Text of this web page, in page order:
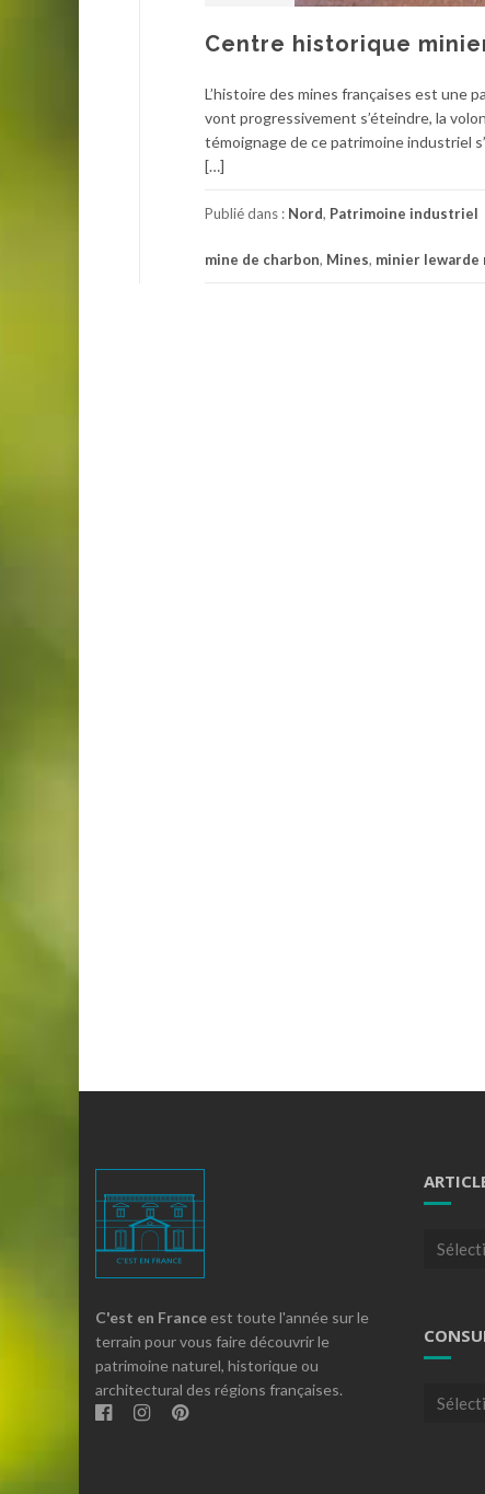
Centre historique
L’histoire des mines françaises est une
vont progressivement s’éteindre, la
témoignage de ce patrimoine industriel
[…]
Publié dans : Nord, Patrimoine industriel
mine de charbon, Mines, minier lewarde
C'est en France est toute l'année sur le
terrain pour vous faire découvrir le
patrimoine naturel, historique ou
architectural des régions françaises.
Articles